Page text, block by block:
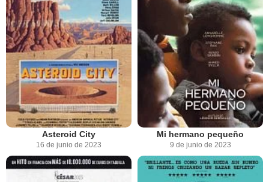
Asteroid City
16 de junio de 2023
Mi hermano pequeño
9 de junio de 2023